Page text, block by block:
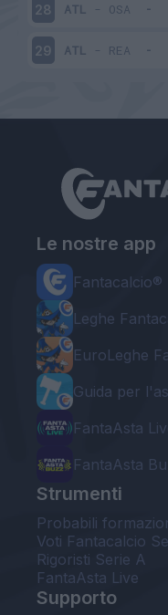
28 ATL - OSA
29 ATL - REA
Le nostre app
Fantacalcio®
Leghe
EuroLeghe
Guida per
FantaAsta
FantaAsta
Strumenti
Probabili
Voti Fantacalcio
Rigoristi Serie A
FantaAsta Live
Supporto